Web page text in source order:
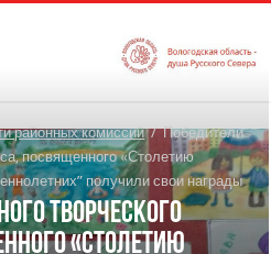
районных комиссий / Победители
посвященного «Столетию
получили свои награды
творческого
«Столетию